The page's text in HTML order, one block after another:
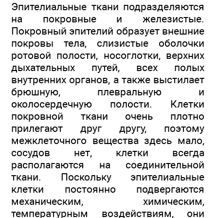
Эпителиальные ткани подразделяются
на покровные и железистые.
Покровный эпителий образует внешние
покровы тела, слизистые оболочки
ротовой полости, носоглотки, верхних
дыхательных путей, всех полых
внутренних органов, а также выстилает
брюшную, плевральную и
околосердечную полости. Клетки
покровной ткани очень плотно
прилегают друг другу, поэтому
межклеточного вещества здесь мало,
сосудов нет, клетки всегда
располагаются на соединительной
ткани. Поскольку эпителиальные
клетки постоянно подвергаются
механическим, химическим,
температурным воздействиям, они